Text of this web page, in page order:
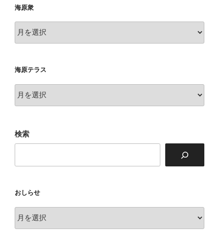
海原衆
海
海原テラス
原
ス
検索
おしらせ
し